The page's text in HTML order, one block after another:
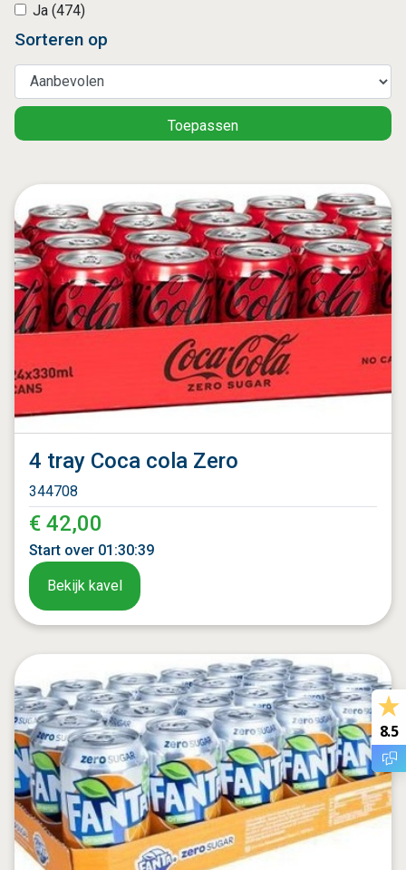
Ja (474)
Sorteren op
4 tray Coca cola Zero
344708
€ 42,00
Start over 01 :30:37
Bekijk kavel
8.5